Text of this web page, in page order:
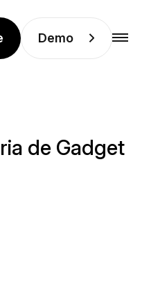
Demo
de Gadget